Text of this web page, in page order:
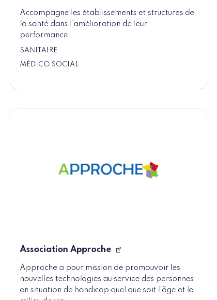
Accompagne les établissements et structures de
la santé dans l'amélioration de leur
performance.
SANITAIRE
MÉDICO SOCIAL
Association Approche
Approche a pour mission de promouvoir les
nouvelles technologies au service des personnes
en situation de handicap quel que soit l’âge et le